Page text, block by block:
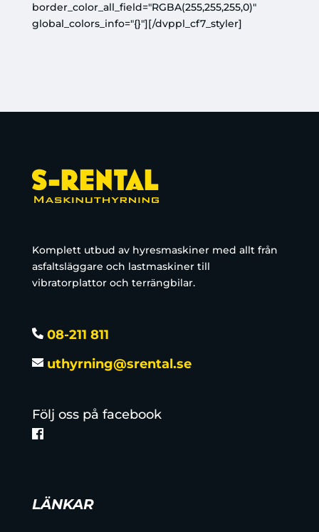
border_color_all_field="RGBA(255,255,255,0)"
global_colors_info="{}"][/dvppl_cf7_styler]
Komplett utbud av hyresmaskiner med allt från
asfaltsläggare och lastmaskiner till
vibratorplattor och terrängbilar.
08-211 811
uthyrning@srental.se
Följ oss på facebook
LÄNKAR